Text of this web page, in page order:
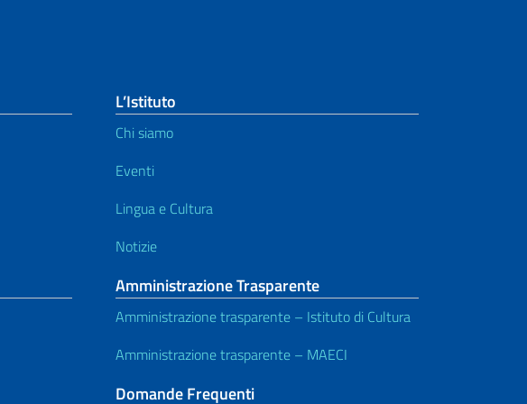
L’Istituto
Chi siamo
Eventi
Lingua e Cultura
Notizie
Amministrazione Trasparente
Amministrazione trasparente – Istituto di Cultura
Amministrazione trasparente – MAECI
Domande Frequenti